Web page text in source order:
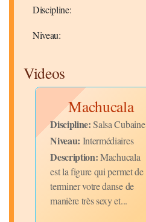
Discipline:
Niveau:
Videos
Machucala
Discipline:Salsa Cubaine
Niveau: Intermédiaires
Description:Machucala
est la figure qui permet de
terminer votre danse de
manière très sexy et...